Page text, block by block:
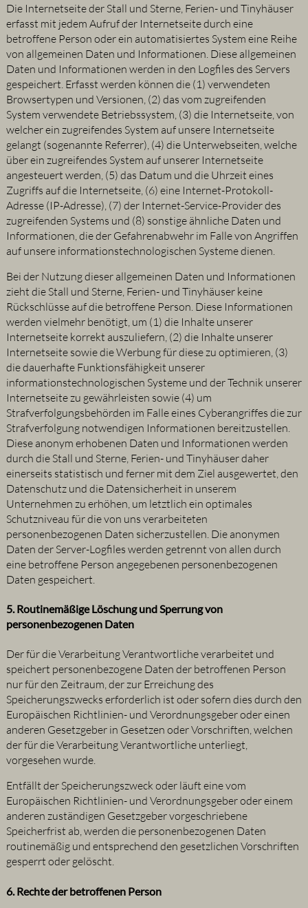
Die Internetseite der Stall und Sterne, Ferien- und Tinyhäuser
erfasst mit jedem Aufruf der Internetseite durch eine
betroffene Person oder ein automatisiertes System eine Reihe
von allgemeinen Daten und Informationen. Diese allgemeinen
Daten und Informationen werden in den Logfiles des Servers
gespeichert. Erfasst werden können die (1) verwendeten
Browsertypen und Versionen, (2) das vom zugreifenden
System verwendete Betriebssystem, (3) die Internetseite, von
welcher ein zugreifendes System auf unsere Internetseite
gelangt (sogenannte Referrer), (4) die Unterwebseiten, welche
über ein zugreifendes System auf unserer Internetseite
angesteuert werden, (5) das Datum und die Uhrzeit eines
Zugriffs auf die Internetseite, (6) eine Internet-Protokoll-
Adresse (IP-Adresse), (7) der Internet-Service-Provider des
zugreifenden Systems und (8) sonstige ähnliche Daten und
Informationen, die der Gefahrenabwehr im Falle von Angriffen
auf unsere informationstechnologischen Systeme dienen.
Bei der Nutzung dieser allgemeinen Daten und Informationen
zieht die Stall und Sterne, Ferien- und Tinyhäuser keine
Rückschlüsse auf die betroffene Person. Diese Informationen
werden vielmehr benötigt, um (1) die Inhalte unserer
Internetseite korrekt auszuliefern, (2) die Inhalte unserer
Internetseite sowie die Werbung für diese zu optimieren, (3)
die dauerhafte Funktionsfähigkeit unserer
informationstechnologischen Systeme und der Technik unserer
Internetseite zu gewährleisten sowie (4) um
Strafverfolgungsbehörden im Falle eines Cyberangriffes die zur
Strafverfolgung notwendigen Informationen bereitzustellen.
Diese anonym erhobenen Daten und Informationen werden
durch die Stall und Sterne, Ferien- und Tinyhäuser daher
einerseits statistisch und ferner mit dem Ziel ausgewertet, den
Datenschutz und die Datensicherheit in unserem
Unternehmen zu erhöhen, um letztlich ein optimales
Schutzniveau für die von uns verarbeiteten
personenbezogenen Daten sicherzustellen. Die anonymen
Daten der Server-Logfiles werden getrennt von allen durch
eine betroffene Person angegebenen personenbezogenen
Daten gespeichert.
5. Routinemäßige Löschung und Sperrung von
personenbezogenen Daten
Der für die Verarbeitung Verantwortliche verarbeitet und
speichert personenbezogene Daten der betroffenen Person
nur für den Zeitraum, der zur Erreichung des
Speicherungszwecks erforderlich ist oder sofern dies durch den
Europäischen Richtlinien- und Verordnungsgeber oder einen
anderen Gesetzgeber in Gesetzen oder Vorschriften, welchen
der für die Verarbeitung Verantwortliche unterliegt,
vorgesehen wurde.
Entfällt der Speicherungszweck oder läuft eine vom
Europäischen Richtlinien- und Verordnungsgeber oder einem
anderen zuständigen Gesetzgeber vorgeschriebene
Speicherfrist ab, werden die personenbezogenen Daten
routinemäßig und entsprechend den gesetzlichen Vorschriften
gesperrt oder gelöscht.
6. Rechte der betroffenen Person